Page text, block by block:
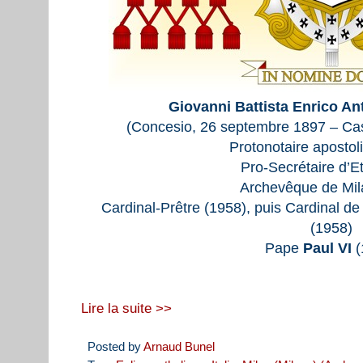
Giovanni Battista Enrico
(Concesio, 26 septembre 1897 –
Protonotaire
Pro-Secrétaire
Archevêque de
Cardinal-Prêtre (1958), puis Cardinal
(1958)
Pape Paul VI
Lire la suite >>
Posted byArnaud Bunel